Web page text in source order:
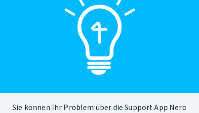
Sie können Ihr Problem über die Support App Nero